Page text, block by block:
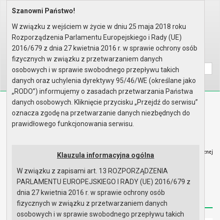
Home Organy Rada Miejska
Rok 2026 - posiedzenia
Posiedzenie z 19 czerwca 2026 ..
Lista obecności
Wyszukaj na stronie:
AAA
Biuletyn Informacji Publicznej
Urząd Miasta i Gminy w Gryfinie
Strona główna Mapa serwisu Aktualności
Redakcja Instrukcja korzystania Dostępność
Szanowni Państwo!
W związku z wejściem w życie w dniu 25 maja 2018 roku
Rozporządzenia Parlamentu Europejskiego i Rady (UE)
2016/679 z dnia 27 kwietnia 2016 r. w sprawie ochrony osób
fizycznych w związku z przetwarzaniem danych
osobowych i w sprawie swobodnego przepływu takich
danych oraz uchylenia dyrektywy 95/46/WE (określane jako
„RODO”) informujemy o zasadach przetwarzania Państwa
danych osobowych. Kliknięcie przycisku „Przejdź do serwisu”
oznacza zgodę na przetwarzanie danych niezbędnych do
prawidłowego funkcjonowania serwisu.
Klauzula informacyjna ogólna
W związku z zapisami art. 13 ROZPORZĄDZENIA
PARLAMENTU EUROPEJSKIEGO I RADY (UE) 2016/679 z
dnia 27 kwietnia 2016 r. w sprawie ochrony osób
fizycznych w związku z przetwarzaniem danych
osobowych i w sprawie swobodnego przepływu takich